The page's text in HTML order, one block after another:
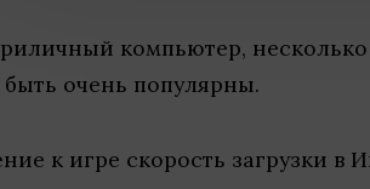
компьютер,
очень популярны.
к игре скорость загрузки в